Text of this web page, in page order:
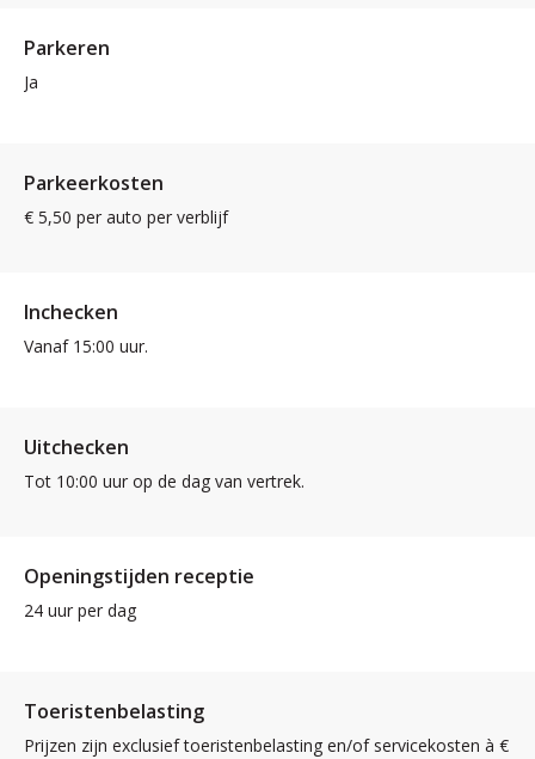
Parkeren
Ja
Parkeerkosten
€ 5,50 per auto per verblijf
Inchecken
Vanaf 15:00 uur.
Uitchecken
Tot 10:00 uur op de dag van vertrek.
Openingstijden receptie
24 uur per dag
Toeristenbelasting
Prijzen zijn exclusief toeristenbelasting en/of servicekosten à €